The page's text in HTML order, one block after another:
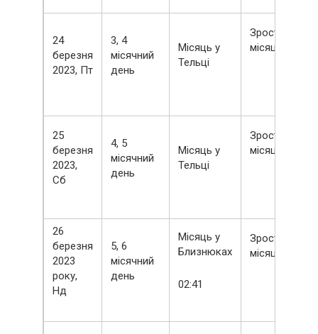
24
березня
2023, Пт
3, 4
місячний
день
Місяць у
Тельці
Зростаючий
місяць
25
березня
2023,
Сб
4, 5
місячний
день
Місяць у
Тельці
Зростаючий
місяць
26
березня
2023
року,
Нд
5, 6
місячний
день
Місяць у
Близнюках
02:41
Зростаючий
місяць